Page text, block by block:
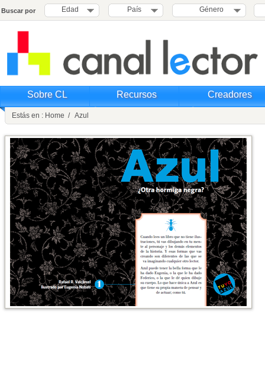
Buscar por Edad País Género
Sobre CL Recursos Creadores
Estás en : Home / Azul